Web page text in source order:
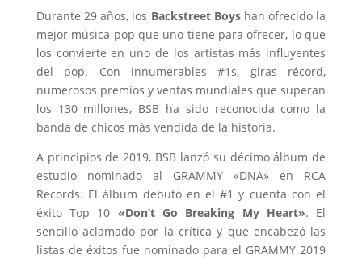
Durante 29 años, los Backstreet Boyshan ofrecido la
mejor música pop que uno tiene para ofrecer, lo que
los convierte en uno de los artistas más influyentes
del pop. Con innumerables #1s, giras récord,
numerosos premios y ventas mundiales que superan
los 130 millones, BSB ha sido reconocida como la
banda de chicos más vendida de la historia.
A principios de 2019, BSB lanzó su décimo álbum de
estudio nominado al GRAMMY «DNA» en RCA
Records. El álbum debutó en el #1 y cuenta con el
éxito Top 10 «Don’t Go Breaking My Heart». El
sencillo aclamado por la crítica y que encabezó las
listas de éxitos fue nominado para el GRAMMY 2019